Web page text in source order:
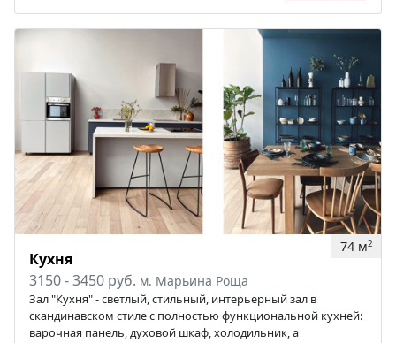
74 м2
Кухня
3150 - 3450 руб. м. Марьина Роща
Зал "Кухня" - светлый, стильный, интерьерный зал в
скандинавском стиле с полностью функциональной кухней:
варочная панель, духовой шкаф, холодильник, а